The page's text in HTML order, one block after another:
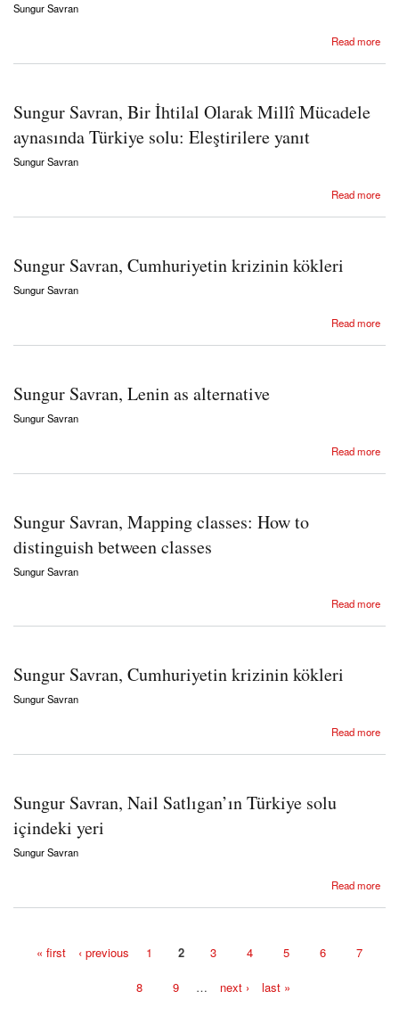
Sungur Savran
Read more
Sungur Savran, Bir İhtilal Olarak Millî Mücadele
aynasında Türkiye solu: Eleştirilere yanıt
Sungur Savran
Read more
about Sungur Savran, Bir İhtilal Olarak Millî Mücadele aynasında Türkiye solu:
Sungur Savran, Cumhuriyetin krizinin kökleri
Sungur Savran
Read more
Sungur Savran, Lenin as alternative
Sungur Savran
Read more
Sungur Savran, Mapping classes: How to
distinguish between classes
Sungur Savran
Read more
about Sungur Savran, Mapping classes: How to distinguish between classes
Sungur Savran, Cumhuriyetin krizinin kökleri
Sungur Savran
Read more
Sungur Savran, Nail Satlıgan’ın Türkiye solu
içindeki yeri
Sungur Savran
Read more
« first ‹ previous 1 2 3 4 5 6 7
8 9 … next › last »